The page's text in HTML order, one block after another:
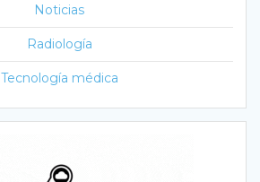
Noticias
Radiología
Tecnología médica